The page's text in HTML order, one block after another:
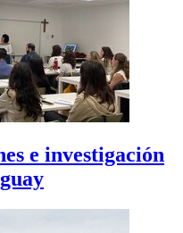
e investigación